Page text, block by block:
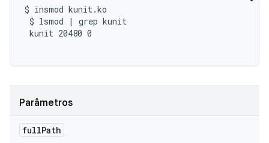
$ insmod kunit.ko
$ lsmod | grep kunit
kunit 20480 0
Parâmetros
fullPath